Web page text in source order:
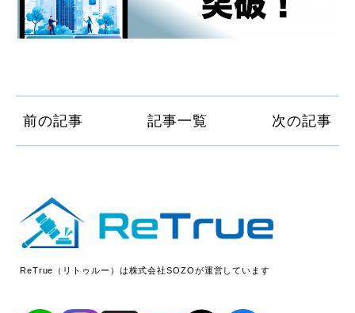
前の記事 記事一覧 次の記事
ReTrue（リトゥルー）は株式会社SOZOが運営しています